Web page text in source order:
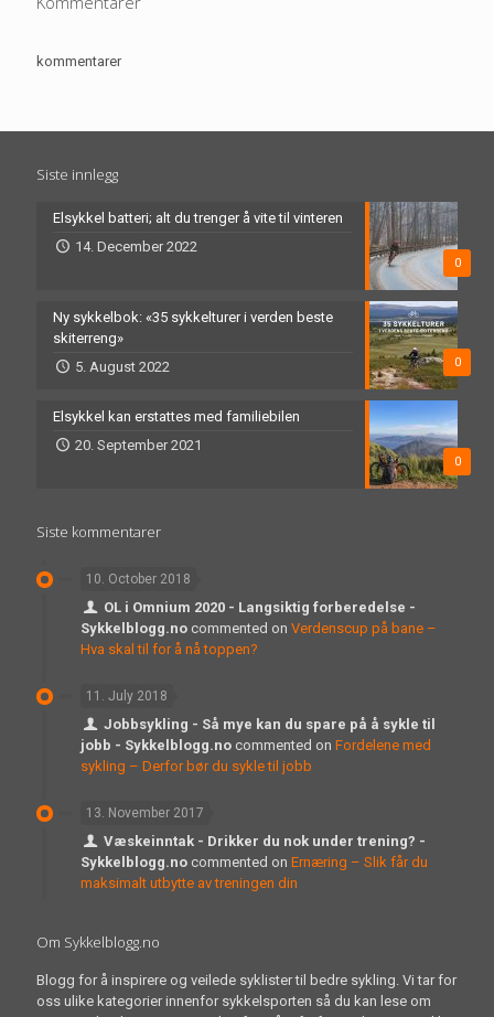
kommentarer
Siste innlegg
0
Elsykkel batteri; alt du trenger å vite til vinteren
14. December 2022
0
Ny sykkelbok: «35 sykkelturer i verden beste
skiterreng»
5. August 2022
0
Elsykkel kan erstattes med familiebilen
20. September 2021
Siste kommentarer
10. October 2018
OL i Omnium 2020 - Langsiktig forberedelse -
Sykkelblogg.no commented on Verdenscup på bane –
Hva skal til for å nå toppen?
11. July 2018
Jobbsykling - Så mye kan du spare på å sykle til
jobb - Sykkelblogg.no commented on Fordelene med
sykling – Derfor bør du sykle til jobb
13. November 2017
Væskeinntak - Drikker du nok under trening? -
Sykkelblogg.no commented on Ernæring – Slik får du
maksimalt utbytte av treningen din
Om Sykkelblogg.no
Blogg for å inspirere og veilede syklister til bedre sykling. Vi tar for
oss ulike kategorier innenfor sykkelsporten så du kan lese om